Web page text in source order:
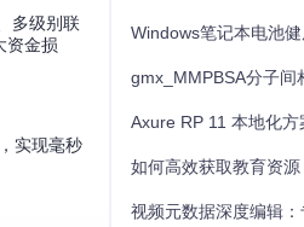
多级别联
资金损
实现毫秒
视频元数据深度编辑：